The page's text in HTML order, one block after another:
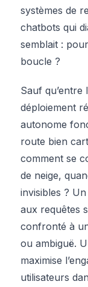
systèmes de
chatbots qui
semblait :
boucle ?
Sauf
déploiement
autonome
route bien
comment se
de neige,
invisibles ?
aux requêtes
confronté à
ou ambiguë.
maximise
utilisateurs